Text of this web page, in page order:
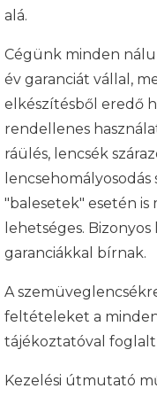
alá.
Cégünk minden
év garanciát vállal,
elkészítésből eredő
rendellenes
ráülés, lencsék
"balesetek" esetén
lehetséges.
garanciákkal bírnak.
A
feltételeket a
tájékoztatóval
Kezelési útmutató